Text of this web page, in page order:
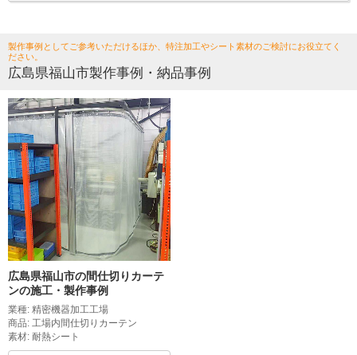
製作事例としてご参考いただけるほか、特注加工やシート素材のご検討にお役立てく
ださい。
広島県福山市製作事例・納品事例
広島県福山市の間仕切りカーテ
ンの施工・製作事例
業種: 精密機器加工工場
商品: 工場内間仕切りカーテン
素材: 耐熱シート